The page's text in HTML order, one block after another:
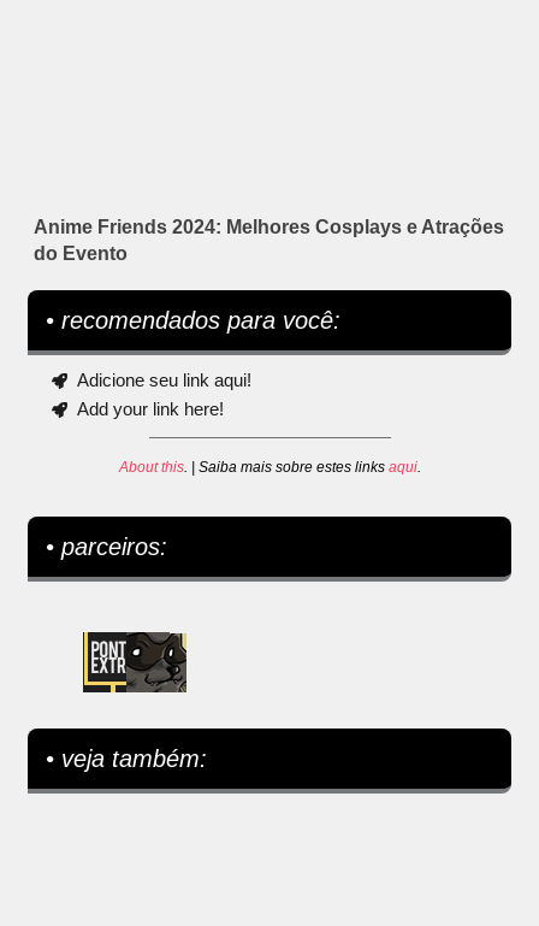
Anime Friends 2024: Melhores Cosplays e Atrações
do Evento
• recomendados para você:
Adicione seu link aqui!
Add your link here!
About this. | Saiba mais sobre estes links aqui.
• parceiros:
• veja também: